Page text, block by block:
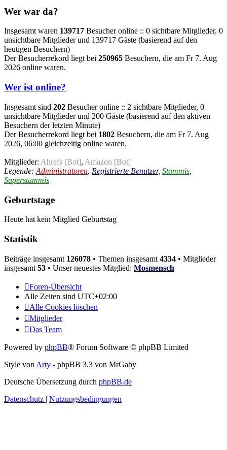
Wer war da?
Insgesamt waren 139717 Besucher online :: 0 sichtbare Mitglieder, 0
unsichtbare Mitglieder und 139717 Gäste (basierend auf den
heutigen Besuchern)
Der Besucherrekord liegt bei 250965 Besuchern, die am Fr 7. Aug
2026 online waren.
Wer ist online?
Insgesamt sind 202 Besucher online :: 2 sichtbare Mitglieder, 0
unsichtbare Mitglieder und 200 Gäste (basierend auf den aktiven
Besuchern der letzten Minute)
Der Besucherrekord liegt bei 1802 Besuchern, die am Fr 7. Aug
2026, 06:00 gleichzeitig online waren.
Mitglieder: Ahrefs [Bot], Amazon [Bot]
Legende: Administratoren Registrierte Benutzer, Stammis
Superstammis
Geburtstage
Heute hat kein Mitglied Geburtstag
Statistik
Beiträge insgesamt 126078 • Themen insgesamt 4334 • Mitglieder
insgesamt 53 • Unser neuestes Mitglied: Mosmensch
Foren-Übersicht
Alle Zeiten sind UTC+02:00
Alle Cookies löschen
Mitglieder
Das Team
Powered by phpBB® Forum Software © phpBB Limited
Style von Arty - phpBB 3.3 von MrGaby
Deutsche Übersetzung durch phpBB.de
Datenschutz | Nutzungsbedingungen